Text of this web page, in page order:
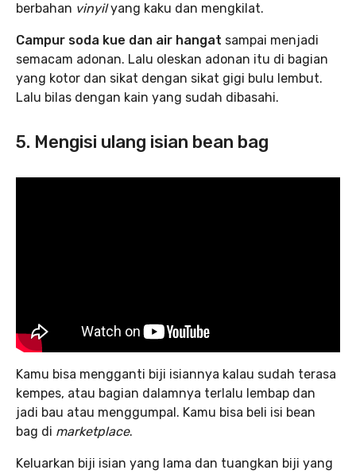
berbahan vinyilyang kaku dan mengkilat.
Campur soda kue dan air hangat sampai menjadi
semacam adonan. Lalu oleskan adonan itu di bagian
yang kotor dan sikat dengan sikat gigi bulu lembut.
Lalu bilas dengan kain yang sudah dibasahi.
5. Mengisi ulang isian bean bag
Kamu bisa mengganti biji isiannya kalau sudah terasa
kempes, atau bagian dalamnya terlalu lembap dan
jadi bau atau menggumpal. Kamu bisa beli isi bean
bag di marketplace.
Keluarkan biji isian yang lama dan tuangkan biji yang